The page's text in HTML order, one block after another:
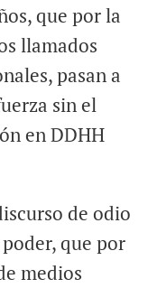
que por la
llamados
pasan a
sin el
en DDHH
de odio
que por
medios